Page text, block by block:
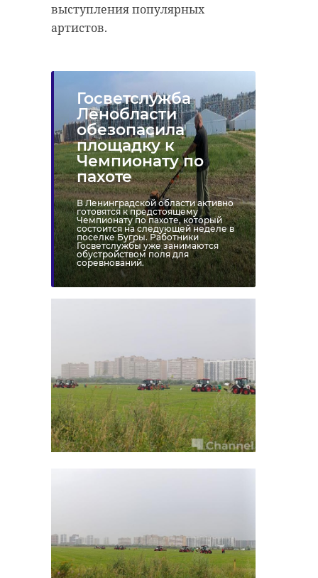
выступления популярных
артистов.
Госветслужба
Ленобласти
обезопасила
площадку к
Чемпионату по
пахоте
В Ленинградской области активно
готовятся к предстоящему
Чемпионату по пахоте, который
состоится на следующей неделе в
поселке Бугры. Работники
Госветслужбы уже занимаются
обустройством поля для
соревнований.